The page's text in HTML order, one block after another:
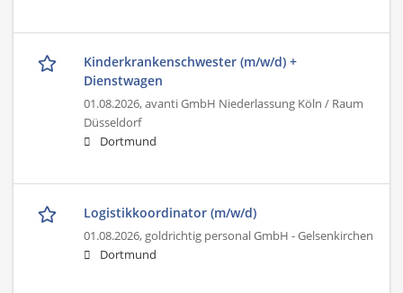
Kinderkrankenschwester (m/w/d) +
Dienstwagen
01.08.2026,avanti GmbH Niederlassung Köln / Raum
Düsseldorf
Dortmund
Logistikkoordinator (m/w/d)
01.08.2026, goldrichtig personal GmbH - Gelsenkirchen
Dortmund